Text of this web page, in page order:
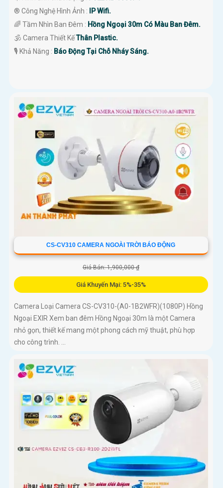
®️ Công Nghệ Hình Ảnh :
IP Wifi.
🌈 Tầm Nhìn Ban Đêm : Hồng Ngoại 30m Có Màu Ban Đêm.
🕉️ Camera Thiết KếThân Plastic.
️🎙 Khả Năng : Báo Động Tại Chỗ Nháy Sáng.
CS-CV310 CAMERA NGOÀI TRỜI BÁO ĐỘNG
Giá Bán: 1,900,000 ₫
Giá Khuyến Mại: 5%-35%
Camera Loại Camera CS-CV310-(A0-1B2WFR)(1080P) Hồng
Ngoại EXIR Xem ban đêm Hồng Ngoại 30m là một Camera
nhỏ gọn, thiết kế mang một phong cách mỹ thuật, phù hợp
cho công trình. ...